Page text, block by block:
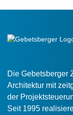
Die Gebetsberger
Architektur mit
der
Seit 1995